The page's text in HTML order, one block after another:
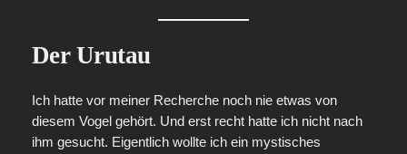
Der Urutau
Ich hatte vor meiner Recherche noch nie etwas von
diesem Vogel gehört. Und erst recht hatte ich nicht nach
ihm gesucht. Eigentlich wollte ich ein mystisches